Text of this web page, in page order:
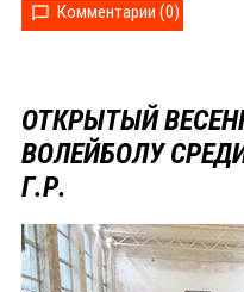
Комментарии (0)
ОТКРЫТЫЙ
ВОЛЕЙБОЛУ
Г.Р.